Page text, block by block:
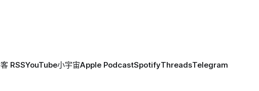
RSSYouTube小宇宙Apple PodcastSpotifyThreadsTelegram